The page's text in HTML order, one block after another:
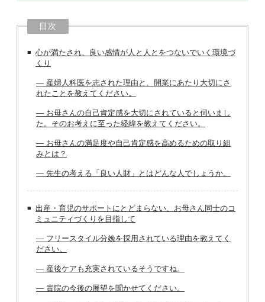
目次
心が満たされ、良い感情が人と人とをつないでいく環境づ
くり
― 産婦人科医を志された理由と、開業にあたり大切にさ
れたことを教えてください。
― お母さんの自己肯定感を大切にされていると伺いまし
た。そのお考えに至った経緯を教えてください。
― お母さんの満足度や自己肯定感を高めるための取り組
みとは？
― 先生の考える「良い人財」とはどんな人でしょうか。
出産・育児のサポートにとどまらない、お母さん同士のコ
ミュニティづくりを目指して
― フリースタイル分娩を採用されている理由を教えてく
ださい。
― 産後ケアも充実されているそうですね。
― 貴院の今後の展望を聞かせてください。